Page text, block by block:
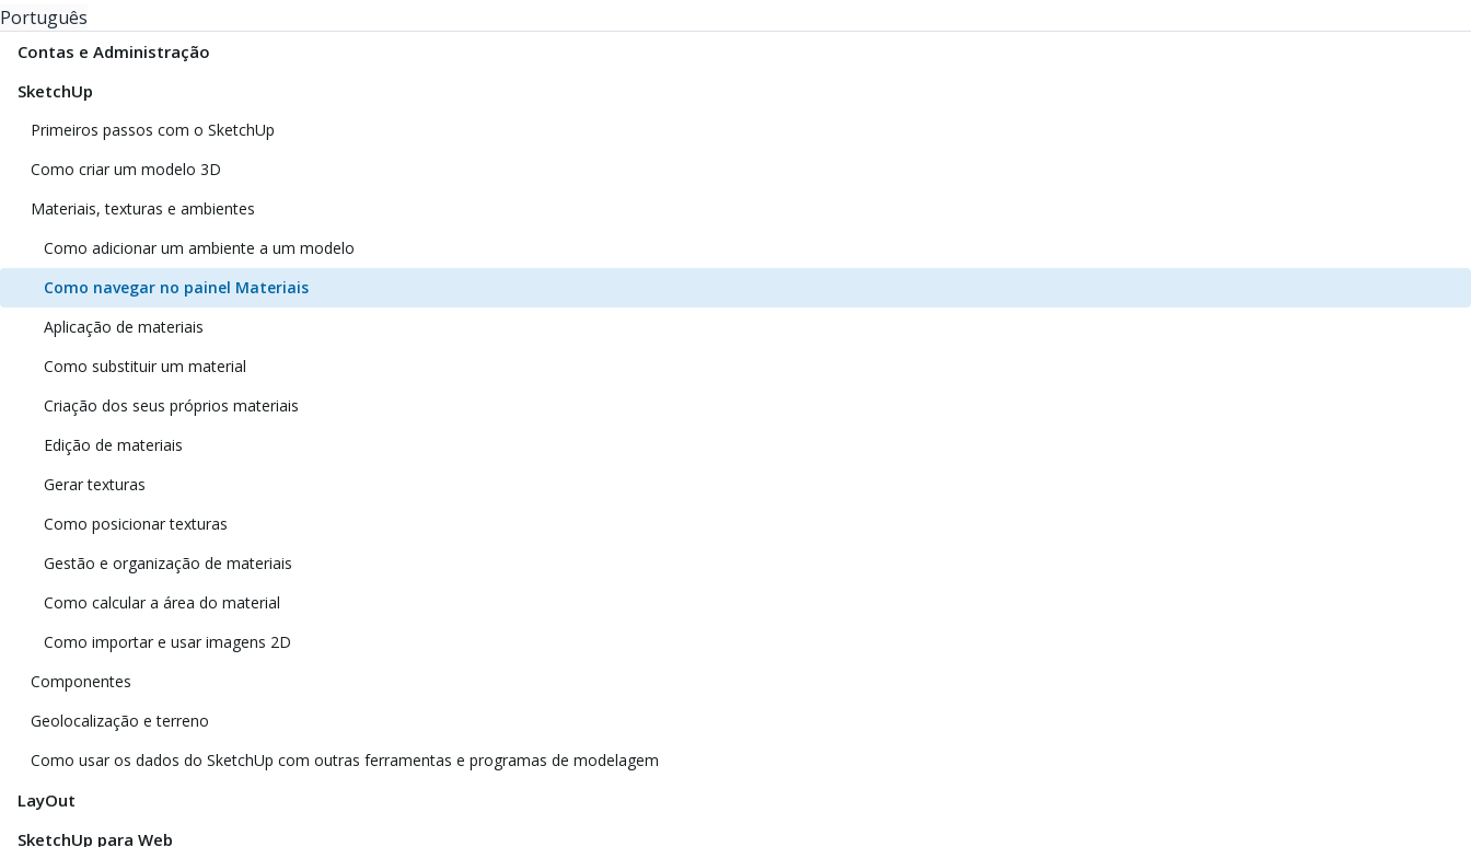
Português
Contas e Administração
SketchUp
Primeiros passos com o SketchUp
Como criar um modelo 3D
Materiais, texturas e ambientes
Como adicionar um ambiente a um modelo
Como navegar no painel Materiais
Aplicação de materiais
Como substituir um material
Criação dos seus próprios materiais
Edição de materiais
Gerar texturas
Como posicionar texturas
Gestão e organização de materiais
Como calcular a área do material
Como importar e usar imagens 2D
Componentes
Geolocalização e terreno
Como usar os dados do SketchUp com outras ferramentas e programas de modelagem
LayOut
SketchUp para Web